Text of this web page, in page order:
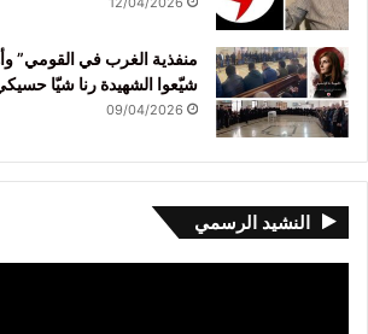
منفذية الغرب في القومي”
شيّعوا الشهيدة رنا شيّا
09/04/2026
النشيد الرسمي